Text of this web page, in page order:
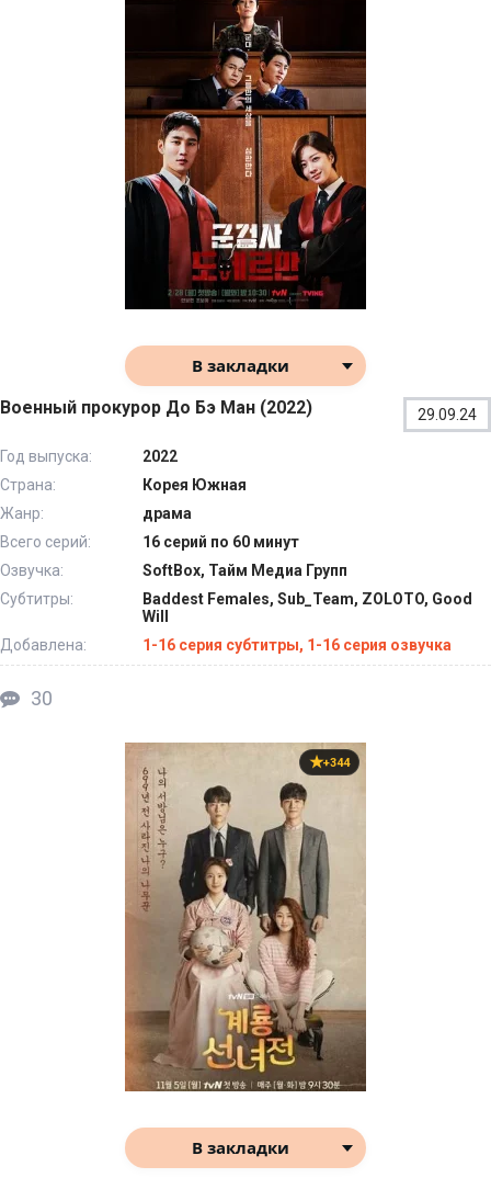
В закладки
Военный прокурор До Бэ Ман (2022) 29.09.24
Год выпуска:
2022
Страна:
Корея Южная
Жанр:
драма
Всего серий:
16 серий по 60 минут
Озвучка:
SoftBox, Тайм Медиа Групп
Субтитры:
Baddest Females, Sub_Team, ZOLOTO, Good
Will
Добавлена:
1-16 серия субтитры, 1-16 серия озвучка
30
+344
В закладки